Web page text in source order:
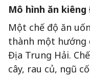
Mô hình ăn
Một chế độ ăn
thành một hướng
Địa Trung Hải.
cây, rau củ, ngũ